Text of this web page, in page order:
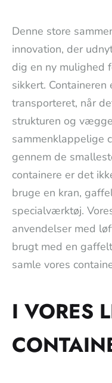
Denne store
innovation, der
dig en ny mulighed
sikkert.
transporteret, når
strukturen og
sammenklappelige
gennem de
containere er det
bruge en kran,
specialværktøj.
anvendelser med
brugt med en
samle vores
I VORES